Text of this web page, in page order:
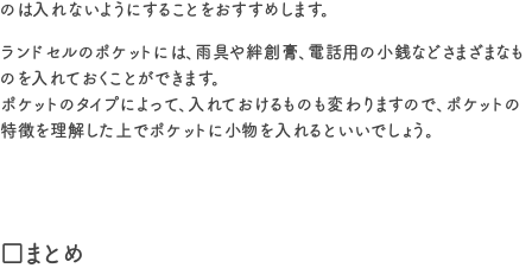
のは入れないようにすることをおすすめします。
ランドセルのポケットには、雨具や絆創膏、電話用の小銭などさまざまなも
のを入れておくことができます。
ポケットのタイプによって、入れておけるものも変わりますので、ポケットの
特徴を理解した上でポケットに小物を入れるといいでしょう。
□まとめ